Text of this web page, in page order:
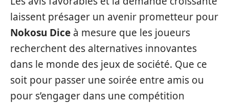
laissent présager un avenir prometteur pour
Nokosu Dice à mesure que les joueurs
recherchent des alternatives innovantes
dans le monde des jeux de société. Que ce
soit pour passer une soirée entre amis ou
pour s’engager dans une compétition